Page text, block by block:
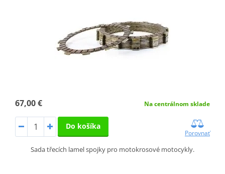
67,00 € Na centrálnom sklade
Do košíka
Porovnať
Sada třecích lamel spojky pro motokrosové motocykly.